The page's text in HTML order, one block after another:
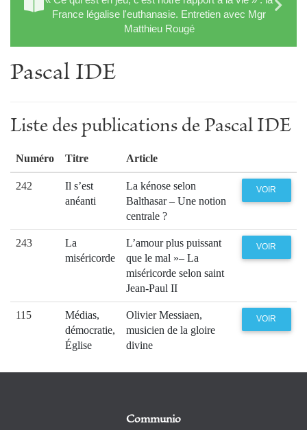
France légalise l'euthanasie. Entretien avec Mgr
Matthieu Rougé
Pascal IDE
Liste des publications de Pascal IDE
Numéro Titre Article
242
Il s’est
anéanti
La kénose selon
Balthasar – Une notion
centrale ?
VOIR
243
La
miséricorde
L’amour plus puissant
que le mal »– La
miséricorde selon saint
Jean-Paul II
VOIR
115
Médias,
démocratie,
Église
Olivier Messiaen,
musicien de la gloire
divine
VOIR
Communio